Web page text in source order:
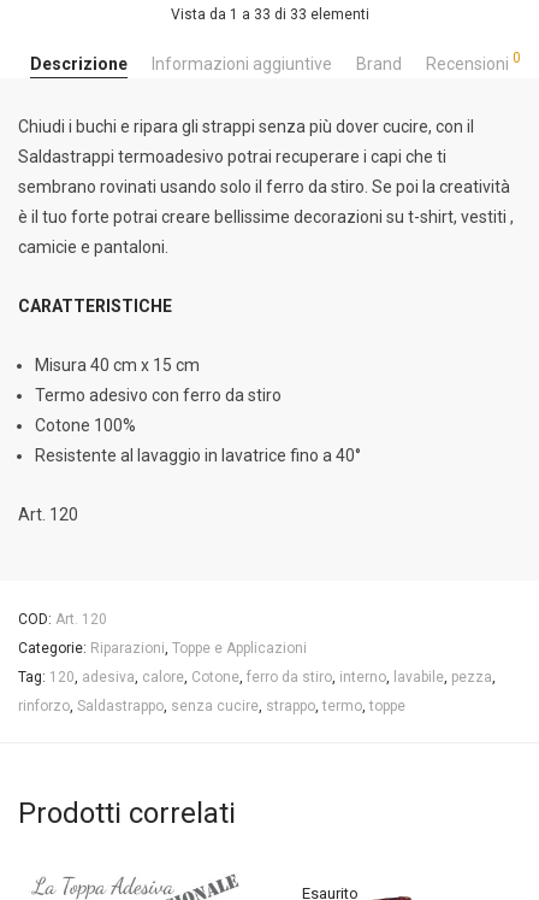
Vista da 1 a 33 di 33 elementi
Descrizione Informazioni aggiuntive Brand Recensioni 0
Chiudi i buchi e ripara gli strappi senza più dover cucire, con il
Saldastrappi termoadesivo potrai recuperare i capi che ti
sembrano rovinati usando solo il ferro da stiro. Se poi la creatività
è il tuo forte potrai creare bellissime decorazioni su t-shirt, vestiti ,
camicie e pantaloni.
CARATTERISTICHE
Misura 40 cm x 15 cm
Termo adesivo con ferro da stiro
Cotone 100%
Resistente al lavaggio in lavatrice fino a 40°
Art. 120
COD: Art. 120
Categorie: Riparazioni Toppe e Applicazioni
Tag: 120 adesiva calore Cotone ferro da stiro interno lavabile pezza
rinforzo Saldastrappo senza cucire strappo ,termo ,toppe
Prodotti correlati